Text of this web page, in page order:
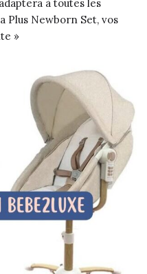
à toutes les
Plus Newborn Set, vos
»